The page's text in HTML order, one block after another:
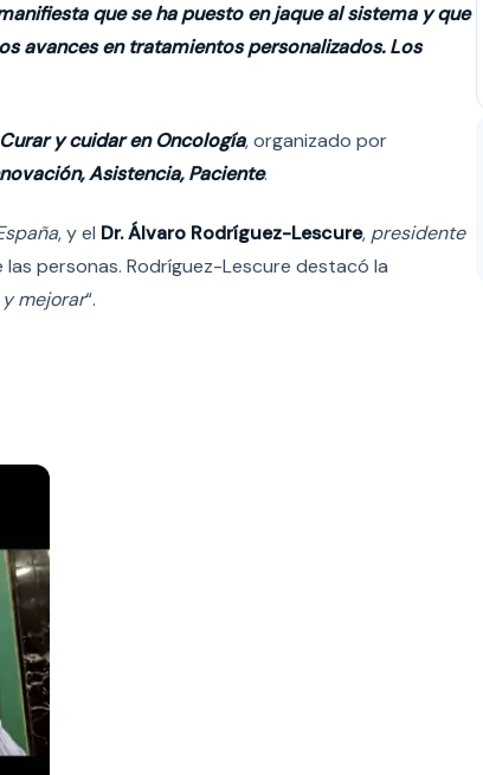
que se ha puesto en jaque al sistema y que
avances en tratamientos personalizados. Los
Curar y cuidar en Oncología, organizado por
Asistencia, Paciente.
, y el Dr. Álvaro Rodríguez-Lescure, presidente
personas. Rodríguez-Lescure destacó la
mejorar“.